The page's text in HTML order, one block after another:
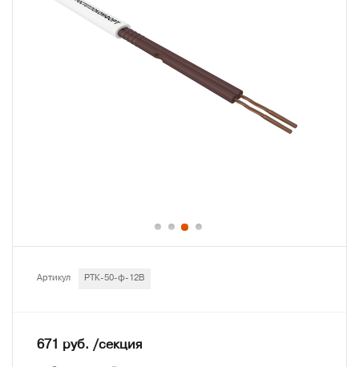
Артикул РТК-50-ф-12В
671 руб. /секция